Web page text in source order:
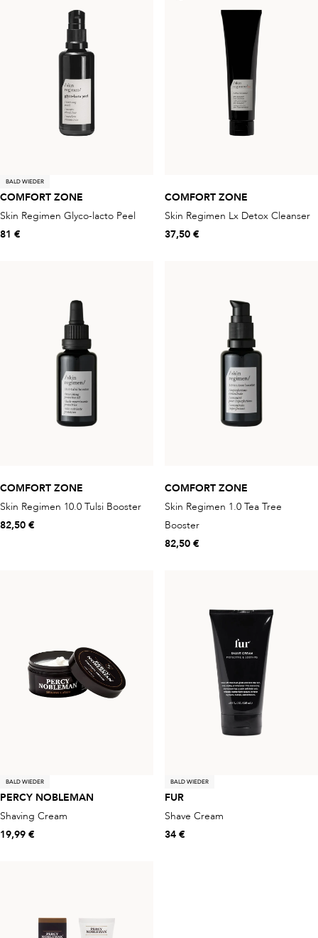
BALD WIEDER
COMFORT ZONE
Skin Regimen Glyco-lacto Peel
81 €
COMFORT ZONE
Skin Regimen Lx Detox Cleanser
37,50 €
COMFORT ZONE
Skin Regimen 10.0 Tulsi Booster
82,50 €
COMFORT ZONE
Skin Regimen 1.0 Tea Tree
Booster
82,50 €
BALD WIEDER
PERCY NOBLEMAN
Shaving Cream
19,99 €
BALD WIEDER
FUR
Shave Cream
34 €